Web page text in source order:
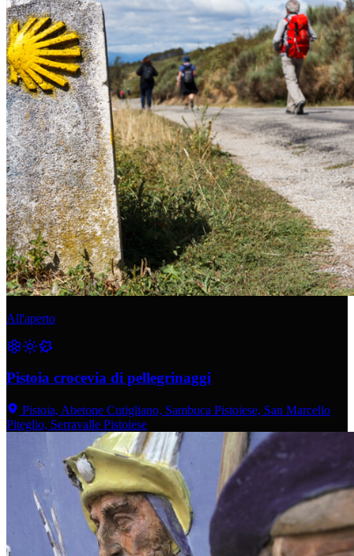
All'aperto
Pistoia crocevia di pellegrinaggi
Pistoia, Abetone Cutigliano, Sambuca Pistoiese, San Marcello
Piteglio, Serravalle Pistoiese